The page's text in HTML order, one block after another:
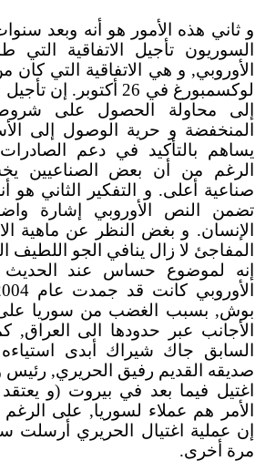
و ثاني هذه الأمور هو أنه وبعد
السوريون تأجيل الاتفاقية التي
الأوروبي, و هي الاتفاقية التي
لوكسمبورغ في 26
إلى محاولة الحصول على
المنخفضة و حرية الوصول إلى
يساهم بالتأكيد في دعم
الرغم من أن بعض الصناعيين
صناعية أعلى. و التفكير الثاني هو
تضمن النص الأوروبي إشارة
الإنسان. و بغض النظر عن ماهية
المفاجئ لا زال ينافي الجو اللطيف
إنه لموضوع حساس عند الحديث
بوش, بسبب الغضب من سوريا على
الأجانب عبر حدودها الى العراق,
السابق جاك شيراك أبدى
صديقه القديم رفيق الحريري, رئيس
اغتيل فيما بعد في بيروت (و
الأمر هم عملاء لسوريا, على
إن عملية اغتيال الحريري أرسلت
مرة أخرى.